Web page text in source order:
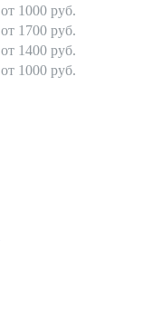
от 1000 руб.
от 1700 руб.
от 1400 руб.
от 1000 руб.